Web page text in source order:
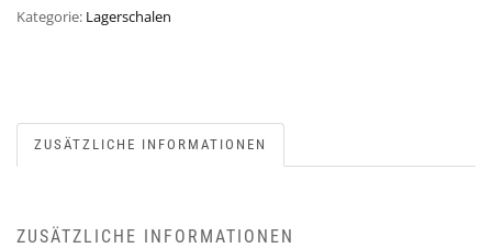
Kategorie: Lagerschalen
ZUSÄTZLICHE INFORMATIONEN
ZUSÄTZLICHE INFORMATIONEN